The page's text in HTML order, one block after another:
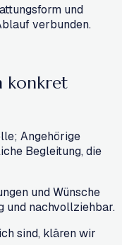
und
verbunden.
konkret
Angehörige
Begleitung, die
und Wünsche
und nachvollziehbar.
sind, klären wir